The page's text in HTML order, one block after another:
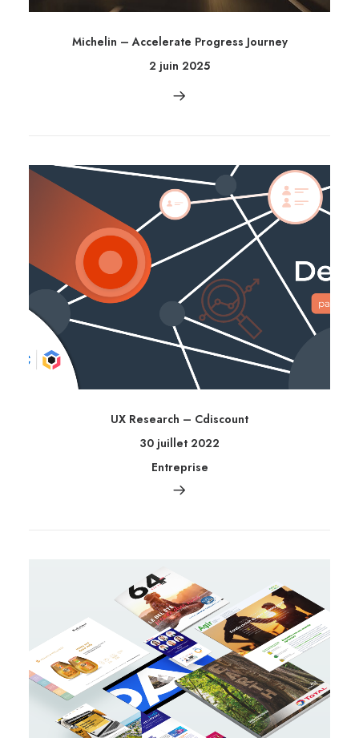
Michelin – Accelerate Progress Journey
2 juin 2025
UX Research – Cdiscount
30 juillet 2022
Entreprise